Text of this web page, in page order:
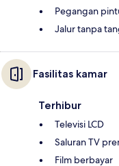
Pegangan
Jalur tanpa
Fasilitas kamar
Terhibur
Televisi LCD
Saluran TV
Film berbayar